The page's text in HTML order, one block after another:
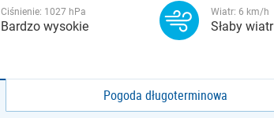
Ciśnienie: 1027 hPa
Bardzo wysokie
Wiatr: 6 km/h
Słaby wiatr
Pogoda długoterminowa